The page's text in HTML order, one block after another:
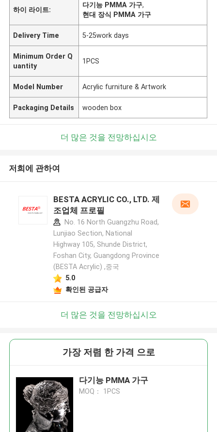
하이 라이트:
다기능 PMMA 가구,
현대 장식 PMMA 가구
Delivery Time 5-25work days
Minimum Order Q
uantity
1PCS
Model Number Acrylic furniture & Artwork
Packaging Details wooden box
더 많은 것을 전망하십시오
저희에 관하여
BESTA ACRYLIC CO., LTD. 제
조업체 프로필
No. 16 North Guangzhu Road,
Lunjiao Section, National
Highway 105, Shunde District,
Foshan City, Guangdong Province
(BESTA Acrylic) ,중국
5.0
확인된 공급자
더 많은 것을 전망하십시오
가장 저렴 한 가격 으로
다기능 PMMA 가구
MOQ： 1PCS